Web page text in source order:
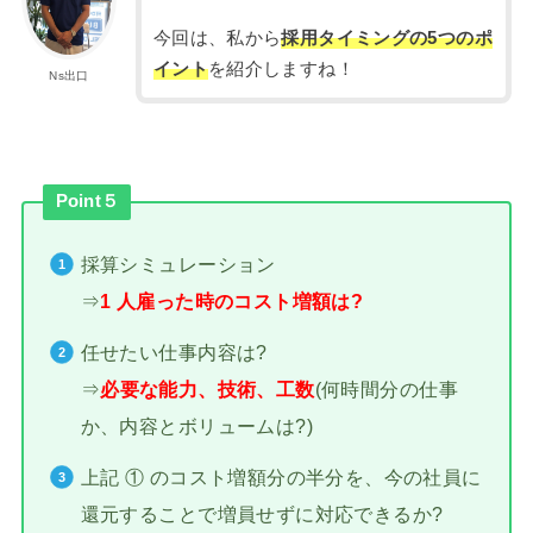
Ns出口
今回は、私から採用タイミングの5つのポ
イントを紹介しますね！
Point５
採算シミュレーション
⇒1 人雇った時のコスト増額は?
任せたい仕事内容は?
⇒必要な能力、技術、工数(何時間分の仕事
か、内容とボリュームは?)
上記 ① のコスト増額分の半分を、今の社員に
還元することで増員せずに対応できるか?